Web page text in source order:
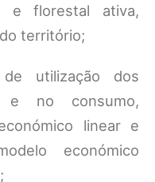
e florestal ativa,
território;
utilização dos
e no consumo,
linear e
económico